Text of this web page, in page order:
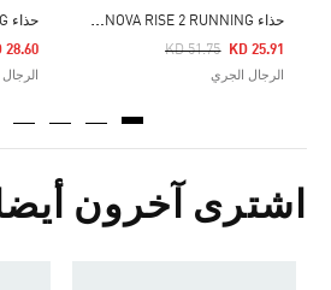
ح
ذاء SUPERNOVA RISE 2 RUNNING
Price Reduced From
KD 51.75
To KD 25.91
الرجال الجري
28.60
اشترى آخرون